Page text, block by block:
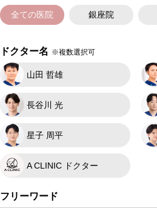
全ての医院 銀座院
ドクター名 ※複数選択可
山田 哲雄
長谷川 光
星子 周平
A CLINIC ドクター
フリーワード